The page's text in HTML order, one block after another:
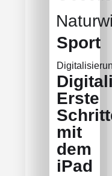
Sport
Erste
mit
dem
iPad